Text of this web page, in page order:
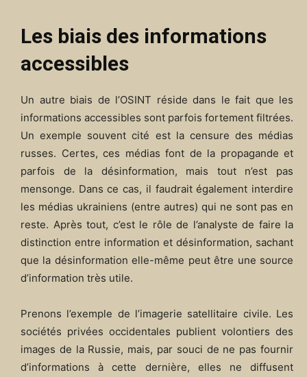
Les biais des informations
accessibles
Un autre biais de l’OSINT réside dans le fait que les
informations accessibles sont parfois fortement filtrées.
Un exemple souvent cité est la censure des médias
russes. Certes, ces médias font de la propagande et
parfois de la désinformation, mais tout n’est pas
mensonge. Dans ce cas, il faudrait également interdire
les médias ukrainiens (entre autres) qui ne sont pas en
reste. Après tout, c’est le rôle de l’analyste de faire la
distinction entre information et désinformation, sachant
que la désinformation elle-même peut être une source
d’information très utile.
Prenons l’exemple de l’imagerie satellitaire civile. Les
sociétés privées occidentales publient volontiers des
images de la Russie, mais, par souci de ne pas fournir
d’informations à cette dernière, elles ne diffusent